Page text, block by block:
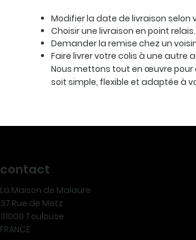
Modifier la date de livraison selon
Choisir une livraison en point relais.
Demander la remise chez un
Faire livrer votre colis à une autre
Nous mettons tout en œuvre
soit simple, flexible et adaptée à
contact
La Maison de Malaure
37 Rue de Metz
31000 Toulouse
FRANCE